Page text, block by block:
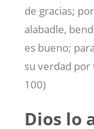
de gracias;
alabadle,
es bueno;
su verdad por
100)
Dios lo